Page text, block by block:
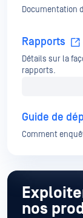
Documentation
Rapports
Détails sur la
rapports.
Guide de
Comment
nos